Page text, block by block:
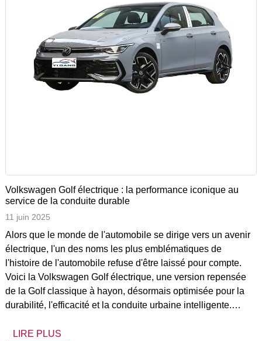
Volkswagen Golf électrique : la performance iconique au
service de la conduite durable
11 juin 2025
Alors que le monde de l'automobile se dirige vers un avenir
électrique, l'un des noms les plus emblématiques de
l'histoire de l'automobile refuse d'être laissé pour compte.
Voici la Volkswagen Golf électrique, une version repensée
de la Golf classique à hayon, désormais optimisée pour la
durabilité, l'efficacité et la conduite urbaine intelligente.
confiance parmi les véhicules électriques [...]
LIRE PLUS